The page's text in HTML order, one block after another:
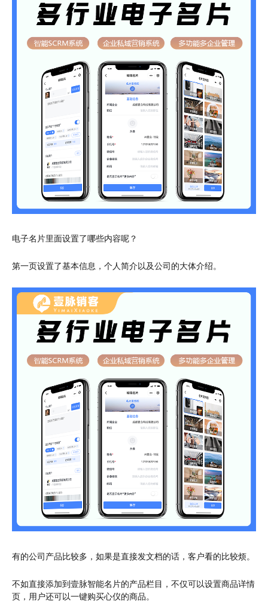
电子名片里面设置了哪些内容呢？
第一页设置了基本信息，个人简介以及公司的大体介绍。
有的公司产品比较多，如果是直接发文档的话，客户看的比较烦。
不如直接添加到壹脉智能名片的产品栏目，不仅可以设置商品详情
页，用户还可以一键购买心仪的商品。